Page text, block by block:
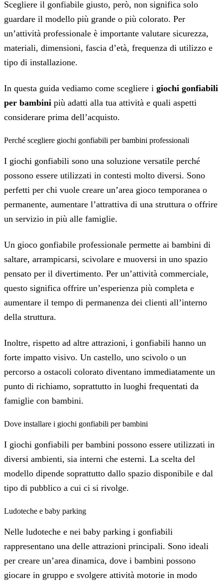
Scegliere il gonfiabile giusto, però, non significa solo
guardare il modello più grande o più colorato. Per
un’attività professionale è importante valutare sicurezza,
materiali, dimensioni, fascia d’età, frequenza di utilizzo e
tipo di installazione.
In questa guida vediamo come scegliere i giochi gonfiabili
per bambini più adatti alla tua attività e quali aspetti
considerare prima dell’acquisto.
Perché scegliere giochi gonfiabili per bambini professionali
I giochi gonfiabili sono una soluzione versatile perché
possono essere utilizzati in contesti molto diversi. Sono
perfetti per chi vuole creare un’area gioco temporanea o
permanente, aumentare l’attrattiva di una struttura o offrire
un servizio in più alle famiglie.
Un gioco gonfiabile professionale permette ai bambini di
saltare, arrampicarsi, scivolare e muoversi in uno spazio
pensato per il divertimento. Per un’attività commerciale,
questo significa offrire un’esperienza più completa e
aumentare il tempo di permanenza dei clienti all’interno
della struttura.
Inoltre, rispetto ad altre attrazioni, i gonfiabili hanno un
forte impatto visivo. Un castello, uno scivolo o un
percorso a ostacoli colorato diventano immediatamente un
punto di richiamo, soprattutto in luoghi frequentati da
famiglie con bambini.
Dove installare i giochi gonfiabili per bambini
I giochi gonfiabili per bambini possono essere utilizzati in
diversi ambienti, sia interni che esterni. La scelta del
modello dipende soprattutto dallo spazio disponibile e dal
tipo di pubblico a cui ci si rivolge.
Ludoteche e baby parking
Nelle ludoteche e nei baby parking i gonfiabili
rappresentano una delle attrazioni principali. Sono ideali
per creare un’area dinamica, dove i bambini possono
giocare in gruppo e svolgere attività motorie in modo